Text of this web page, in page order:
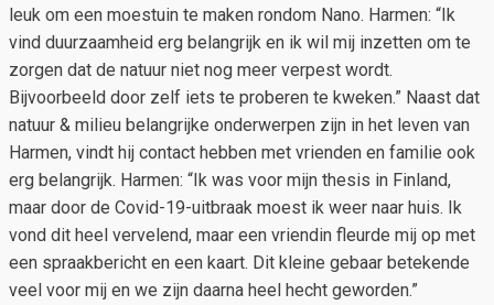
leuk om een moestuin te maken rondom Nano. Harmen: “Ik
vind duurzaamheid erg belangrijk en ik wil mij inzetten om te
zorgen dat de natuur niet nog meer verpest wordt.
Bijvoorbeeld door zelf iets te proberen te kweken.” Naast dat
natuur & milieu belangrijke onderwerpen zijn in het leven van
Harmen, vindt hij contact hebben met vrienden en familie ook
erg belangrijk. Harmen: “Ik was voor mijn thesis in Finland,
maar door de Covid-19-uitbraak moest ik weer naar huis. Ik
vond dit heel vervelend, maar een vriendin fleurde mij op met
een spraakbericht en een kaart. Dit kleine gebaar betekende
veel voor mij en we zijn daarna heel hecht geworden.”